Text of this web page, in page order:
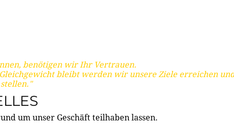
benötigen wir Ihr Vertrauen.
bleibt werden wir unsere Ziele erreichen
um unser Geschäft teilhaben lassen.